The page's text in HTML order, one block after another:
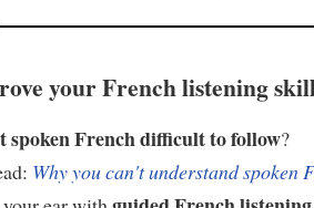
your French listening
spoken French difficult to follow?
Why you can't understand spoken